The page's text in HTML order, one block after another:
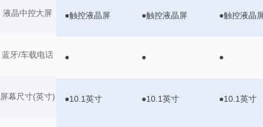
液晶中控大屏
蓝牙/车载电话
屏幕尺寸(英寸)
●触控液晶屏 ●触控液晶屏 ●触控液晶
● ● ●
●10.1英寸 ●10.1英寸 ●10.1英寸